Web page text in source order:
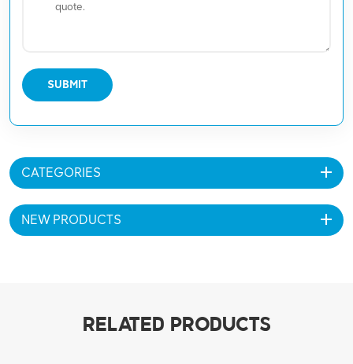
SUBMIT
CATEGORIES
NEW PRODUCTS
RELATED PRODUCTS